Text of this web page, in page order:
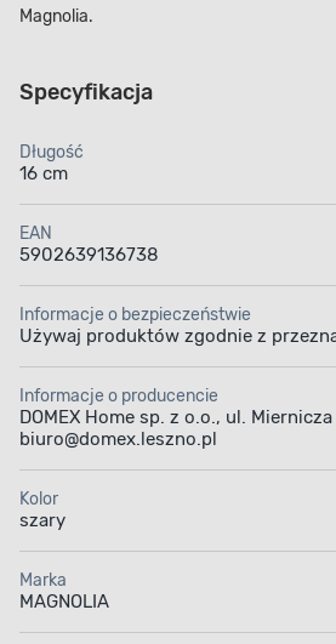
Magnolia.
Specyfikacja
Długość
16 cm
EAN
5902639136738
Informacje o bezpieczeństwie
Używaj produktów zgodnie z
Informacje o producencie
DOMEX Home sp. z o.o., ul.
biuro@domex.leszno.pl
Kolor
szary
Marka
MAGNOLIA